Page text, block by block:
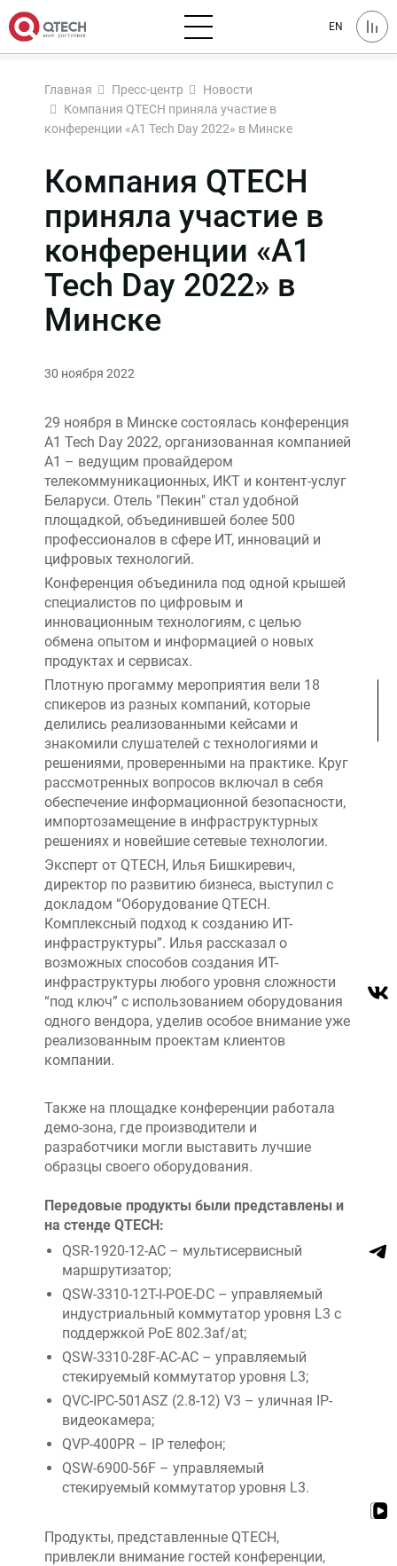
EN
Главная Пресс-центр
Новости
Компания QTECH приняла участие в
конференции «А1 Tech Day 2022» в Минске
Компания QTECH
приняла участие в
конференции «А1
Tech Day 2022» в
Минске
30 ноября 2022
29 ноября в Минске состоялась конференция
А1 Tech Day 2022, организованная компанией
А1 – ведущим провайдером
телекоммуникационных, ИКТ и контент-услуг
Беларуси. Отель "Пекин" стал удобной
площадкой, объединившей более 500
профессионалов в сфере ИТ, инноваций и
цифровых технологий.
Конференция объединила под одной крышей
специалистов по цифровым и
инновационным технологиям, с целью
обмена опытом и информацией о новых
продуктах и сервисах.
Плотную прогамму мероприятия вели 18
спикеров из разных компаний, которые
делились реализованными кейсами и
знакомили слушателей с технологиями и
решениями, проверенными на практике. Круг
рассмотренных вопросов включал в себя
обеспечение информационной безопасности,
импортозамещение в инфраструктурных
решениях и новейшие сетевые технологии.
Эксперт от QTECH, Илья Бишкиревич,
директор по развитию бизнеса, выступил с
докладом “Оборудование QTECH.
Комплексный подход к созданию ИТ-
инфраструктуры”. Илья рассказал о
возможных способов создания ИТ-
инфраструктуры любого уровня сложности
“под ключ” с использованием оборудования
одного вендора, уделив особое внимание уже
реализованным проектам клиентов
компании.
Также на площадке конференции работала
демо-зона, где производители и
разработчики могли выставить лучшие
образцы своего оборудования.
Передовые продукты были представлены и
на стенде QTECH:
QSR-1920-12-AC – мультисервисный
маршрутизатор;
QSW-3310-12T-I-POE-DC – управляемый
индустриальный коммутатор уровня L3 с
поддержкой PoE 802.3af/at;
QSW-3310-28F-AC-AC – управляемый
стекируемый коммутатор уровня L3;
QVC-IPC-501ASZ (2.8-12) V3 – уличная IP-
видеокамера;
QVP-400PR – IP телефон;
QSW-6900-56F – управляемый
стекируемый коммутатор уровня L3.
Продукты, представленные QTECH,
привлекли внимание гостей конференции,